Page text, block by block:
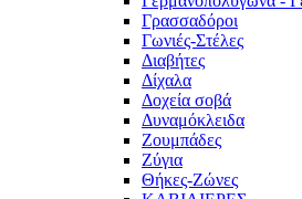
Γρασσαδόροι
Γωνιές-Στέλες
Διαβήτες
Δίχαλα
Δοχεία σοβά
Δυναμόκλειδα
Ζουμπάδες
Ζύγια
Θήκες-Ζώνες